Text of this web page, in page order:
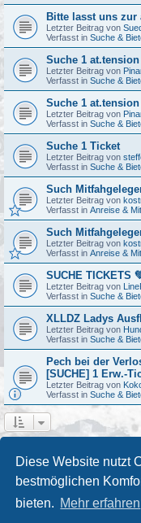
Diese Website nutzt
bestmöglichen
bieten. Mehr erfahren
Bitte lasst uns zur
Letzter Beitrag von
Verfasst in Suche &
Suche 1
Letzter Beitrag von
Verfasst in Suche &
Suche 1
Letzter Beitrag von
Verfasst in Suche &
Suche 1 Ticket
Letzter Beitrag von
Verfasst in Suche &
Such
Letzter Beitrag von
Verfasst in Anreise &
Such
Letzter Beitrag von
Verfasst in Anreise &
SUCHE TICKETS
Letzter Beitrag von
Verfasst in Suche &
XLLDZ Ladys
Letzter Beitrag von
Verfasst in Suche &
Pech bei der
[SUCHE] 1 Erw.-
Letzter Beitrag von
Verfasst in Suche &
Foren-Übersicht